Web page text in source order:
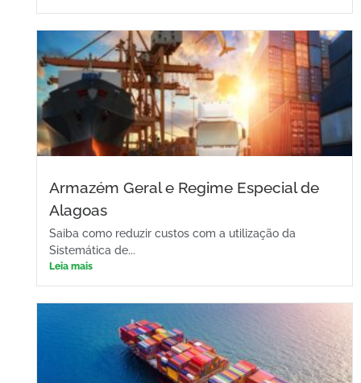
Armazém Geral e Regime Especial de
Alagoas
Saiba como reduzir custos com a utilização da
Sistemática de...
Leia mais